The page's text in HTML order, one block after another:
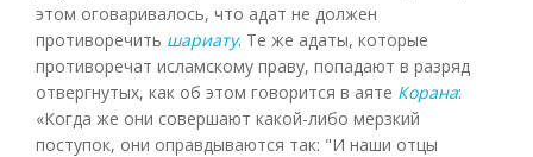
этом оговаривалось, что адат не должен
противоречить шариату. Те же адаты, которые
противоречат исламскому праву, попадают в разряд
отвергнутых, как об этом говорится в аяте Корана:
«Когда же они совершают какой-либо мерзкий
поступок, они оправдываются так: "И наши отцы